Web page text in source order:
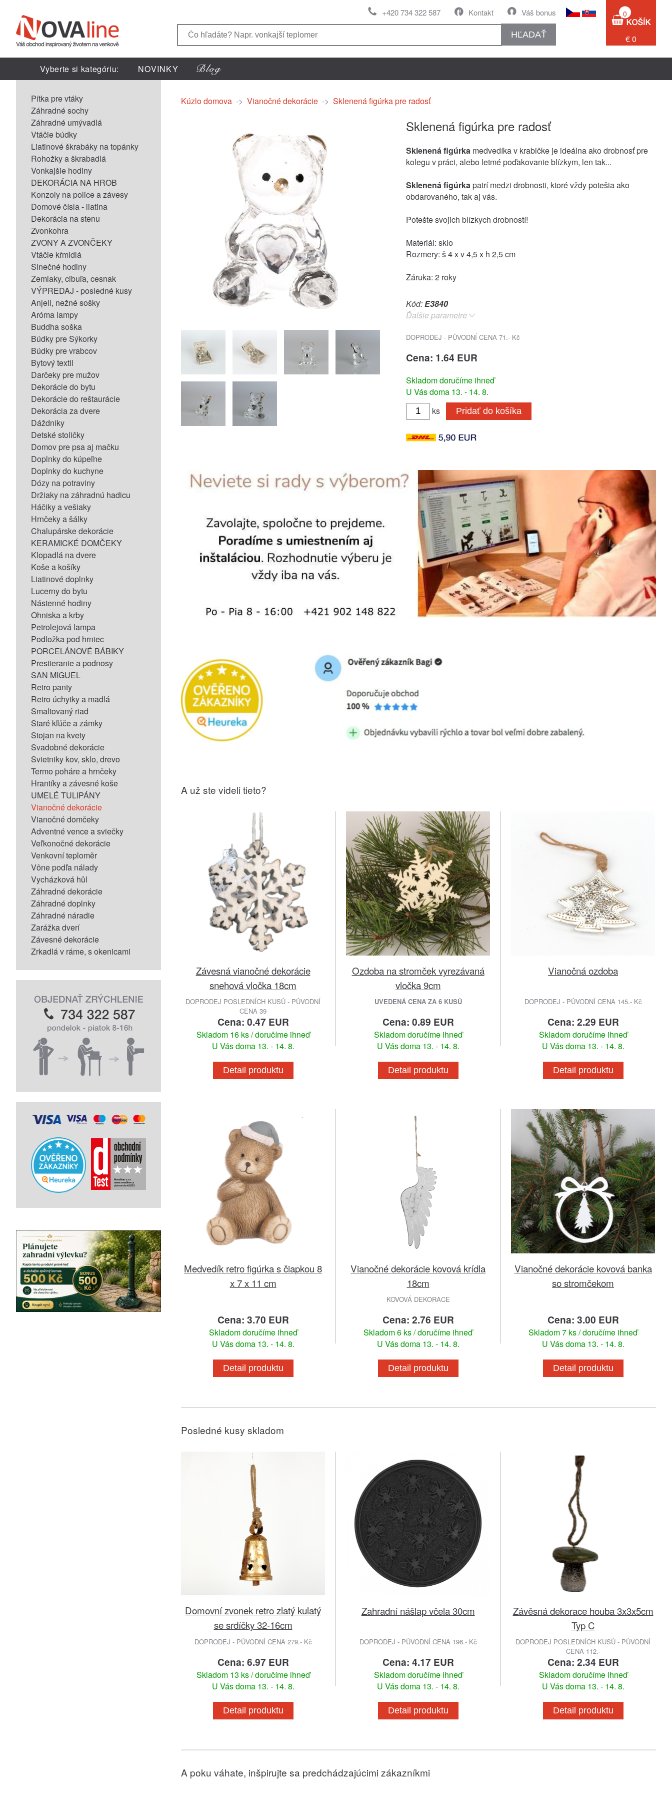
Váš bonus
Kontakt
+420 734 322 587
HĽADAŤ
0
€ 0
Vyberte si kategóriu: NOVINKY
Pítka pre vtáky
Záhradné sochy
Záhradné umývadlá
Vtáčie búdky
Liatinové škrabáky na topánky
Rohožky a škrabadlá
Vonkajšie hodiny
DEKORÁCIA NA HROB
Konzoly na police a závesy
Domové čísla - liatina
Dekorácia na stenu
Zvonkohra
ZVONY A ZVONČEKY
Vtáčie kŕmidlá
Slnečné hodiny
Zemiaky, cibuľa, cesnak
VÝPREDAJ - posledné kusy
Anjeli, nežné sošky
Aróma lampy
Buddha soška
Búdky pre Sýkorky
Búdky pre vrabcov
Bytový textil
Darčeky pre mužov
Dekorácie do bytu
Dekorácie do reštaurácie
Dekorácia za dvere
Dáždniky
Detské stoličky
Domov pre psa aj mačku
Doplnky do kúpeľne
Doplnky do kuchyne
Dózy na potraviny
Držiaky na záhradnú hadicu
Háčiky a vešiaky
Hrnčeky a šálky
Chalupárske dekorácie
KERAMICKÉ DOMČEKY
Klopadlá na dvere
Koše a košíky
Liatinové doplnky
Lucerny do bytu
Nástenné hodiny
Ohniska a krby
Petrolejová lampa
Podložka pod hrniec
PORCELÁNOVÉ BÁBIKY
Prestieranie a podnosy
SAN MIGUEL
Retro panty
Retro úchytky a madlá
Smaltovaný riad
Staré kľúče a zámky
Stojan na kvety
Svadobné dekorácie
Svietniky kov, sklo, drevo
Termo poháre a hrnčeky
Hrantíky a závesné koše
UMELÉ TULIPÁNY
Vianočné dekorácie
Vianočné domčeky
Adventné vence a sviečky
Veľkonočné dekorácie
Venkovní teploměr
Vône podľa nálady
Vycházková hůl
Záhradné dekorácie
Záhradné doplnky
Záhradné náradie
Zarážka dverí
Závesné dekorácie
Zrkadlá v ráme, s okenicami
Kúzlo domova -> Vianočné dekorácie -> Sklenená figúrka pre radosť
Sklenená figúrka pre radosť
Sklenená figúrka medvedíka v krabičke je ideálna ako drobnosť pre
kolegu v práci, alebo letmé poďakovanie blízkym, len tak...
Sklenená figúrkapatrí medzi drobnosti, ktoré vždy potešia ako
obdarovaného, tak aj vás.
Potešte svojich blízkych drobností!
Materiál: sklo
Rozmery: š 4 x v 4,5 x h 2,5 cm
Záruka: 2 roky
Kód:E3840
Ďalšie parametre
DOPRODEJ - PŮVODNÍ CENA 71.- Kč
Cena: 1.64 EUR
Skladom doručíme ihneď
U Vás doma 13. - 14. 8.
ks
Pridať do košíka
A už ste videli tieto?
Závesná vianočné dekorácie
snehová vločka 18cm
DOPRODEJ POSLEDNÍCH KUSŮ - PŮVODNÍ
CENA 39
Cena: 0.47 EUR
Skladom 16 ks / doručíme ihneď
U Vás doma 13. - 14. 8.
Detail produktu
Ozdoba na stromček vyrezávaná
vločka 9cm
UVEDENÁ CENA ZA 6 KUSŮ
Cena: 0.89 EUR
Skladom doručíme ihneď
U Vás doma 13. - 14. 8.
Detail produktu
Vianočná ozdoba
DOPRODEJ - PŮVODNÍ CENA 145.- Kč
Cena: 2.29 EUR
Skladom doručíme ihneď
U Vás doma 13. - 14. 8.
Detail produktu
Medvedík retro figúrka s čiapkou 8
x 7 x 11 cm
Cena: 3.70 EUR
Skladom doručíme ihneď
U Vás doma 13. - 14. 8.
Detail produktu
Vianočné dekorácie kovová krídla
18cm
KOVOVÁ DEKORACE
Cena: 2.76 EUR
Skladom 6 ks / doručíme ihneď
U Vás doma 13. - 14. 8.
Detail produktu
Vianočné dekorácie kovová banka
so stromčekom
Cena: 3.00 EUR
Skladom 7 ks / doručíme ihneď
U Vás doma 13. - 14. 8.
Detail produktu
Posledné kusy skladom
Domovní zvonek retro zlatý kulatý
se srdíčky 32-16cm
DOPRODEJ - PŮVODNÍ CENA 279.- Kč
Cena: 6.97 EUR
Skladom 13 ks / doručíme ihneď
U Vás doma 13. - 14. 8.
Detail produktu
Zahradní nášlap včela 30cm
DOPRODEJ - PŮVODNÍ CENA 196.- Kč
Cena: 4.17 EUR
Skladom doručíme ihneď
U Vás doma 13. - 14. 8.
Detail produktu
Závěsná dekorace houba 3x3x5cm
Typ C
DOPRODEJ POSLEDNÍCH KUSŮ - PŮVODNÍ
CENA 112.-
Cena: 2.34 EUR
Skladom doručíme ihneď
U Vás doma 13. - 14. 8.
Detail produktu
A poku váhate, inšpirujte sa predchádzajúcimi zákazníkmi